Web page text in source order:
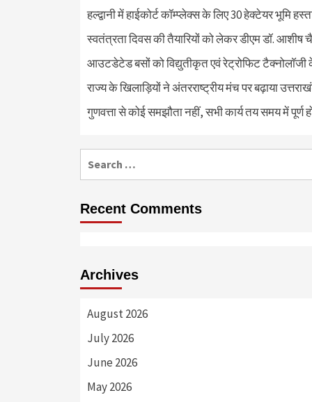
हल्द्वानी में हाईकोर्ट कॉम्प्लेक्स के लिए 30 हेक्टेयर भूमि
स्वतंत्रता दिवस की तैयारियों को लेकर डीएम डॉ. आशीष
आउटडेटेड बसों को विद्युतीकृत एवं रेट्रोफिट टैक्नोलाॅजी
राज्य के खिलाड़ियों ने अंतरराष्ट्रीय मंच पर बढ़ाया
गुणवत्ता से कोई समझौता नहीं, सभी कार्य तय समय में पूर्ण
for:
Recent Comments
Archives
August 2026
July 2026
June 2026
May 2026